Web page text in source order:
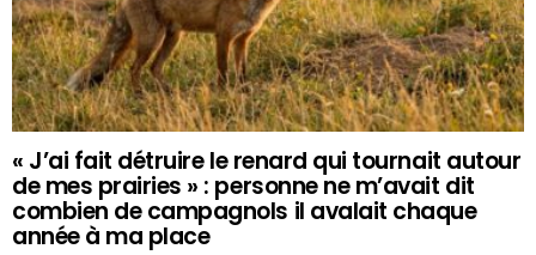
« J’ai fait détruire le renard qui tournait autour
de mes prairies » : personne ne m’avait dit
combien de campagnols il avalait chaque
année à ma place